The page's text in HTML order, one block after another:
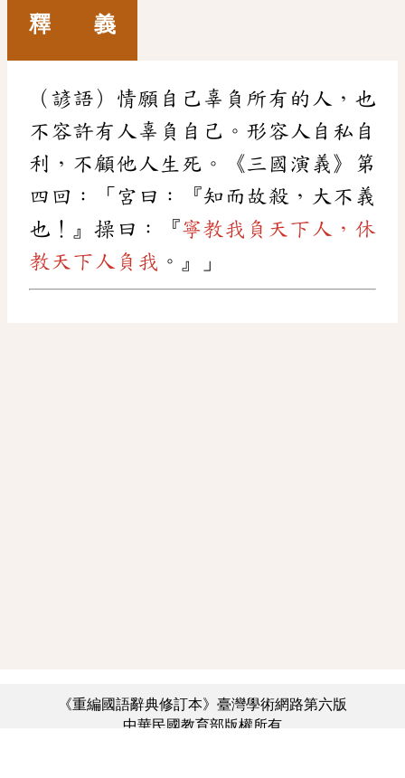
釋 義
（諺語）情願自己辜負所有的人，也
不容許有人辜負自己。形容人自私自
利，不顧他人生死。《三國演義》第
四回：「宮曰：『知而故殺，大不義
也！』操曰：『寧教我負天下人，休
教天下人負我 。』」
《重編國語辭典修訂本》臺灣學術網路第六版
中華民國教育部版權所有